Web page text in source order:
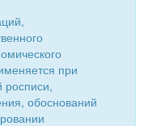
при
росписи,
обоснований